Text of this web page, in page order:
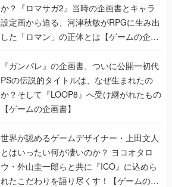
か？『ロマサガ2』当時の企画書とキャラ
設定画から迫る、河津秋敏がRPGに生み出
した「ロマン」の正体とは【ゲームの企画
書】
『ガンパレ』の企画書、ついに公開━初代
PSの伝説的タイトルは、なぜ生まれたの
か？そして『LOOP8』へ受け継がれたもの
【ゲームの企画書】
世界が認めるゲームデザイナー・上田文人
とはいったい何が凄いのか？ ヨコオタロ
ウ・外山圭一郎らと共に『ICO』に込めら
れたこだわりを語り尽くす！【ゲームの企